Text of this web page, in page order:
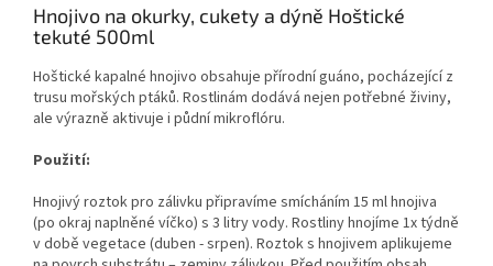
Hnojivo na okurky, cukety a dýně Hoštické
tekuté 500ml
Hoštické kapalné hnojivo obsahuje přírodní guáno, pocházející z
trusu mořských ptáků. Rostlinám dodává nejen potřebné živiny,
ale výrazně aktivuje i půdní mikroflóru.
Použití:
Hnojivý roztok pro zálivku připravíme smícháním 15 ml hnojiva
(po okraj naplněné víčko) s 3 litry vody. Rostliny hnojíme 1x týdně
v době vegetace (duben - srpen). Roztok s hnojivem aplikujeme